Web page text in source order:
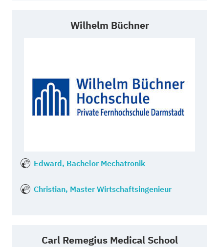
Wilhelm Büchner
Edward, Bachelor Mechatronik
Christian, Master Wirtschaftsingenieur
Carl Remegius Medical School